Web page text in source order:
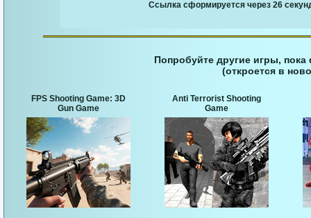
Ссылка сформируется через 25
Попробуйте другие игры,
(откроется в
FPS Shooting Game: 3D
Gun Game
Anti Terrorist Shooting
Game